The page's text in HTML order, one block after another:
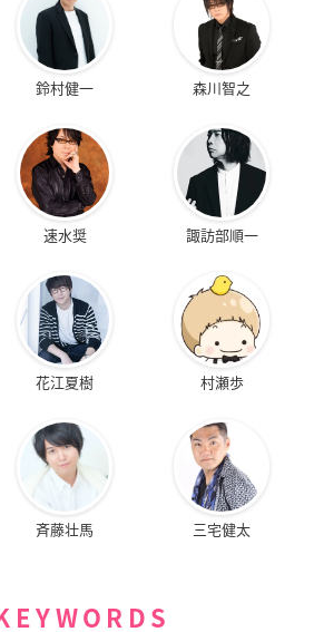
鈴村健一 森川智之
速水奨 諏訪部順一
花江夏樹 村瀬歩
斉藤壮馬 三宅健太
KEYWORDS